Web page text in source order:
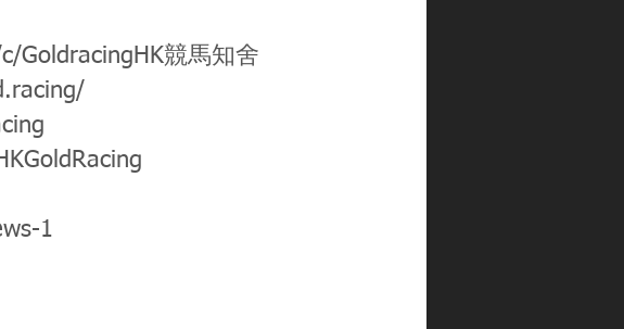
GoldracingHK競馬知舍
1